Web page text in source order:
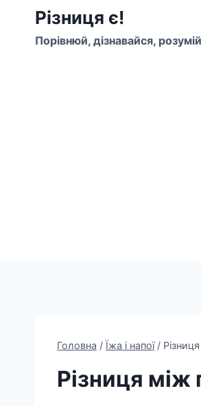
Перейти
вмісту
Різниця є!
Порівнюй, дізнавайся,
Головна / Їжа і напої /
Різниця